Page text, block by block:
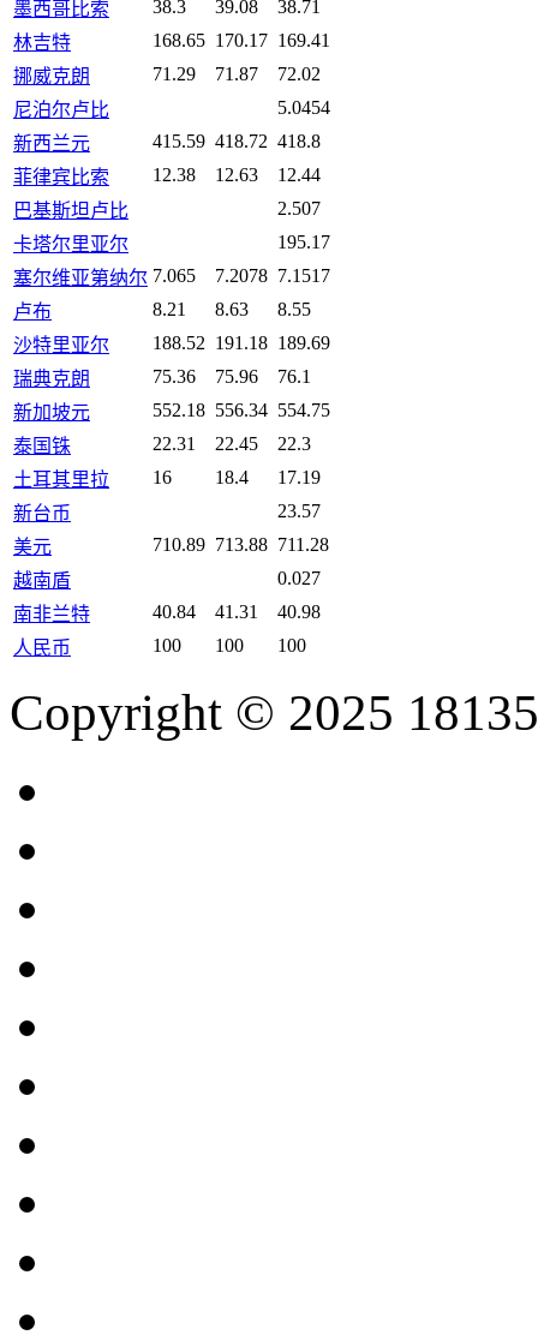
墨西哥比索 38.3 39.08
38.71
林吉特
168.65 170.17 169.41
挪威克朗
71.29 71.87
72.02
尼泊尔卢比
5.0454
新西兰元
415.59 418.72 418.8
菲律宾比索
12.38 12.63
12.44
巴基斯坦卢比
2.507
卡塔尔里亚尔
195.17
塞尔维亚第纳尔 7.065 7.2078 7.1517
卢布
8.21 8.63
8.55
沙特里亚尔
188.52 191.18 189.69
瑞典克朗
75.36 75.96
76.1
新加坡元
552.18 556.34 554.75
泰国铢
22.31 22.45
22.3
土耳其里拉
16 18.4
17.19
新台币
23.57
美元
710.89 713.88 711.28
越南盾
0.027
南非兰特
40.84 41.31
40.98
人民币
100 100 100
Copyright © 2025